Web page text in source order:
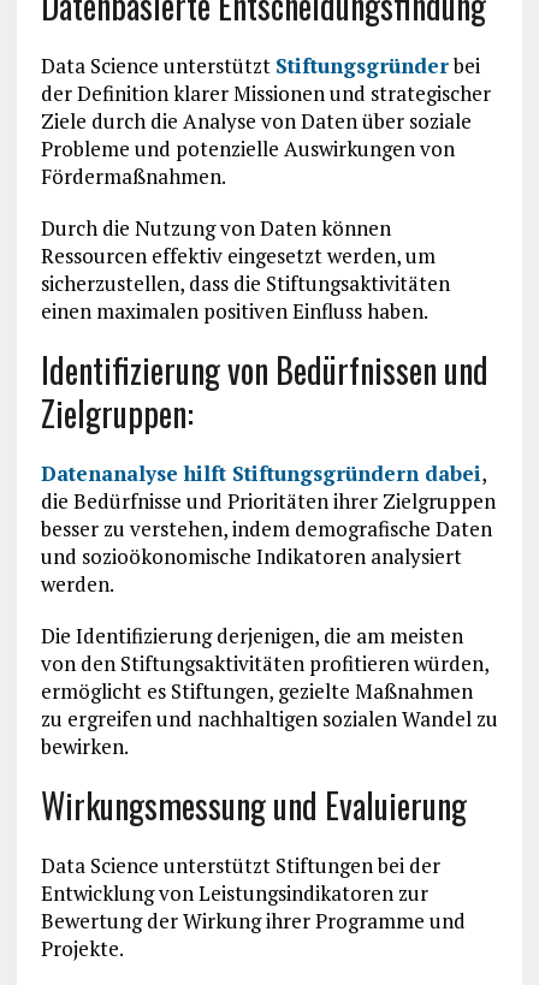
Data Science unterstützt Stiftungsgründerbei
der Definition klarer Missionen und strategischer
Ziele durch die Analyse von Daten über soziale
Probleme und potenzielle Auswirkungen von
Fördermaßnahmen.
Durch die Nutzung von Daten können
Ressourcen effektiv eingesetzt werden, um
sicherzustellen, dass die Stiftungsaktivitäten
einen maximalen positiven Einfluss haben.
Identifizierung von Bedürfnissen und
Zielgruppen:
Datenanalyse hilft Stiftungsgründern dabei,
die Bedürfnisse und Prioritäten ihrer Zielgruppen
besser zu verstehen, indem demografische Daten
und sozioökonomische Indikatoren analysiert
werden.
Die Identifizierung derjenigen, die am meisten
von den Stiftungsaktivitäten profitieren würden,
ermöglicht es Stiftungen, gezielte Maßnahmen
zu ergreifen und nachhaltigen sozialen Wandel zu
bewirken.
Wirkungsmessung und Evaluierung
Data Science unterstützt Stiftungen bei der
Entwicklung von Leistungsindikatoren zur
Bewertung der Wirkung ihrer Programme und
Projekte.